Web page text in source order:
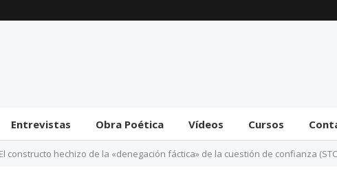
Entrevistas Obra Poética Vídeos Cursos
El constructo hechizo de la «denegación fáctica» de la cuestión de confianza (STC